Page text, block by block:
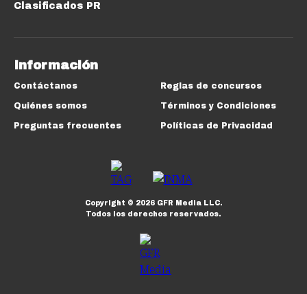
Clasificados PR
Información
Contáctanos
Quiénes somos
Preguntas frecuentes
Reglas de concursos
Términos y Condiciones
Políticas de Privacidad
Copyright © 2026GFR Media LLC.
Todos los derechos reservados.